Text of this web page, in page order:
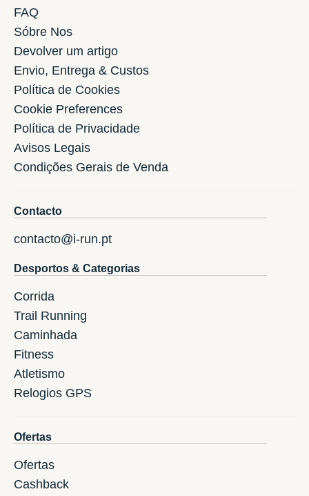
FAQ
Sóbre Nos
Devolver um artigo
Envio, Entrega & Custos
Política de Cookies
Cookie Preferences
Política de Privacidade
Avisos Legais
Condições Gerais de Venda
Contacto
contacto@i-run.pt
Desportos & Categorias
Corrida
Trail Running
Caminhada
Fitness
Atletismo
Relogios GPS
Ofertas
Ofertas
Cashback